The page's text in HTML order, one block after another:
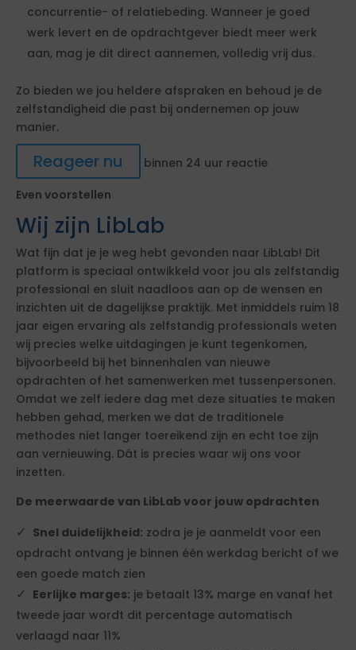
concurrentie- of relatiebeding. Wanneer je goed
werk levert en de opdrachtgever biedt meer werk
aan, mag je dit direct aannemen, volledig vrij dus.
Zo bieden we jou heldere afspraken en behoud je de
zelfstandigheid die past bij ondernemen op jouw
manier.
Reageer nu
binnen 24 uur reactie
Even voorstellen
Wij zijn LibLab
Wat fijn dat je je weg hebt gevonden naar LibLab! Dit
platform is speciaal ontwikkeld voor jou als zelfstandig
professional en sluit naadloos aan op de wensen en
inzichten uit de dagelijkse praktijk. Met inmiddels ruim 18
jaar eigen ervaring als zelfstandig professionals weten
wij precies welke uitdagingen je kunt tegenkomen,
bijvoorbeeld bij het binnenhalen van nieuwe
opdrachten of het samenwerken met tussenpersonen.
Omdat we zelf iedere dag met deze situaties te maken
hebben gehad, merken we dat de traditionele
methodes niet langer toereikend zijn en echt toe zijn
aan vernieuwing. Dát is precies waar wij ons voor
inzetten.
De meerwaarde van LibLab voor jouw opdrachten
Snel duidelijkheid: zodra je je aanmeldt voor een
opdracht ontvang je binnen één werkdag bericht of we
een goede match zien
Eerlijke marges: je betaalt 13% marge en vanaf het
tweede jaar wordt dit percentage automatisch
verlaagd naar 11%